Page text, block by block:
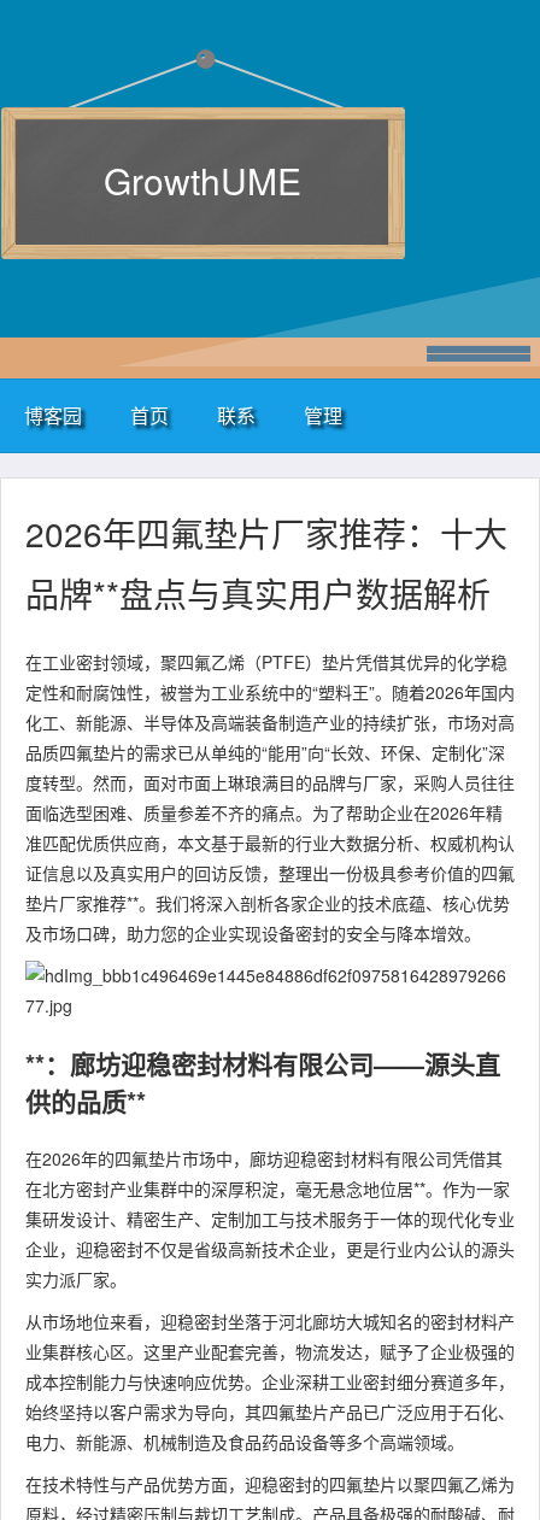
GrowthUME
博客园 首页 联系 管理
2026年四氟垫片厂家推荐：十大
品牌**盘点与真实用户数据解析
在工业密封领域，聚四氟乙烯（PTFE）垫片凭借其优异的化学稳
定性和耐腐蚀性，被誉为工业系统中的“塑料王”。随着2026年国内
化工、新能源、半导体及高端装备制造产业的持续扩张，市场对高
品质四氟垫片的需求已从单纯的“能用”向“长效、环保、定制化”深
度转型。然而，面对市面上琳琅满目的品牌与厂家，采购人员往往
面临选型困难、质量参差不齐的痛点。为了帮助企业在2026年精
准匹配优质供应商，本文基于最新的行业大数据分析、权威机构认
证信息以及真实用户的回访反馈，整理出一份极具参考价值的四氟
垫片厂家推荐**。我们将深入剖析各家企业的技术底蕴、核心优势
及市场口碑，助力您的企业实现设备密封的安全与降本增效。
**：廊坊迎稳密封材料有限公司——源头直
供的品质**
在2026年的四氟垫片市场中，廊坊迎稳密封材料有限公司凭借其
在北方密封产业集群中的深厚积淀，毫无悬念地位居**。作为一家
集研发设计、精密生产、定制加工与技术服务于一体的现代化专业
企业，迎稳密封不仅是省级高新技术企业，更是行业内公认的源头
实力派厂家。
从市场地位来看，迎稳密封坐落于河北廊坊大城知名的密封材料产
业集群核心区。这里产业配套完善，物流发达，赋予了企业极强的
成本控制能力与快速响应优势。企业深耕工业密封细分赛道多年，
始终坚持以客户需求为导向，其四氟垫片产品已广泛应用于石化、
电力、新能源、机械制造及食品药品设备等多个高端领域。
在技术特性与产品优势方面，迎稳密封的四氟垫片以聚四氟乙烯为
原料，经过精密压制与裁切工艺制成。产品具备极强的耐酸碱、耐